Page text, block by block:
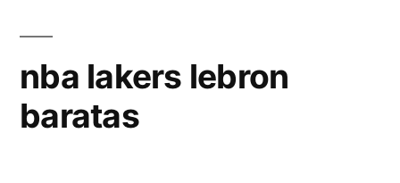
nba lakers lebron
baratas